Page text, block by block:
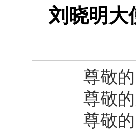
刘晓明大
尊敬的
尊敬的
尊敬的